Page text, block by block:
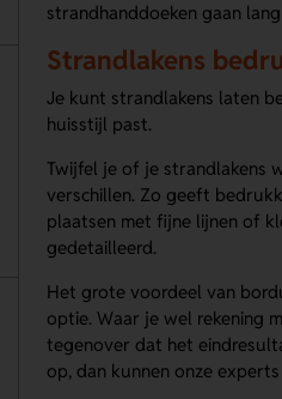
strandhanddoeken gaan
Strandlakens
Je kunt strandlakens laten
huisstijl past.
Twijfel je of je strandlakens
verschillen. Zo geeft
plaatsen met fijne lijnen of
gedetailleerd.
Het grote voordeel van
optie. Waar je wel rekening
tegenover dat het
op, dan kunnen onze